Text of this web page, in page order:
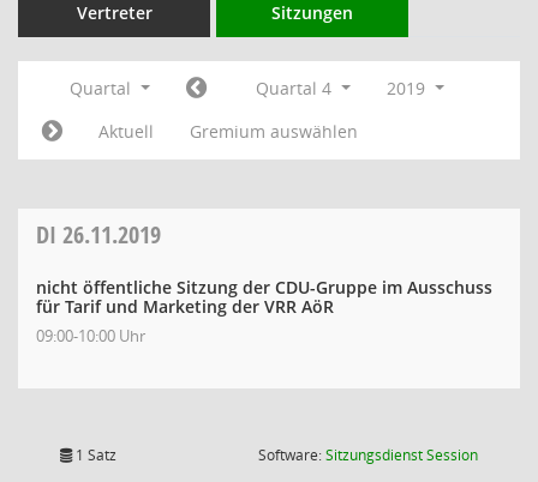
Vertreter Sitzungen
Quartal Quartal 4
2019
Aktuell
Gremium auswählen
DI 26.11.2019
nicht öffentliche Sitzung der CDU-Gruppe im Ausschuss
für Tarif und Marketing der VRR AöR
09:00-10:00 Uhr
1 Satz Software:SitzungsdienstSession(Wird in